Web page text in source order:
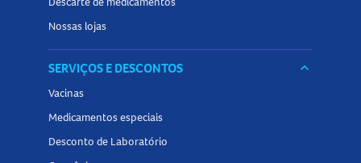
Nossas lojas
SERVIÇOS E DESCONTOS keyboard_arrow_down
Vacinas
Medicamentos especiais
Desconto de Laboratório